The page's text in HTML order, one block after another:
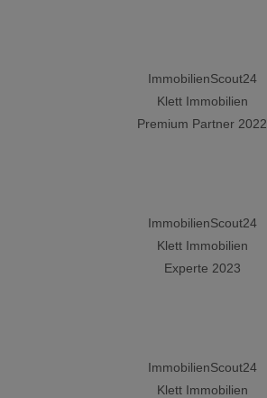
ImmobilienScout24
Klett Immobilien
Premium Partner 2022
ImmobilienScout24
Klett Immobilien
Experte 2023
ImmobilienScout24
Klett Immobilien